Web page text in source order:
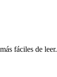
fáciles de leer.